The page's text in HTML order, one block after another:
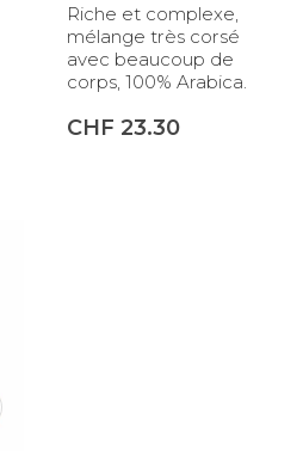
Riche et complexe,
mélange très corsé
avec beaucoup de
corps, 100% Arabica.
CHF 23.30